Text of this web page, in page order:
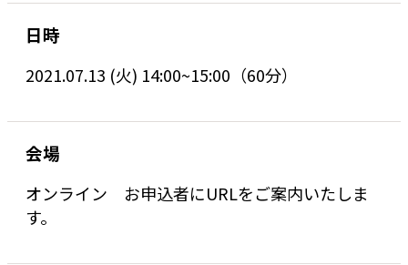
日時
2021.07.13 (火) 14:00~15:00（60分）
会場
オンライン お申込者にURLをご案内いたしま
す。